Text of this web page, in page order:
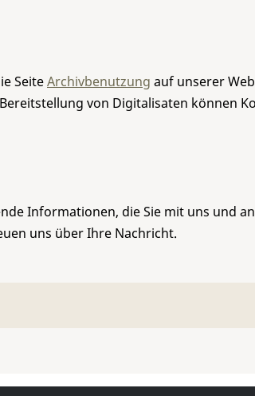
SeiteArchivbenutzung auf unserer
von Digitalisaten können
Informationen, die Sie mit uns und
uns über Ihre Nachricht.